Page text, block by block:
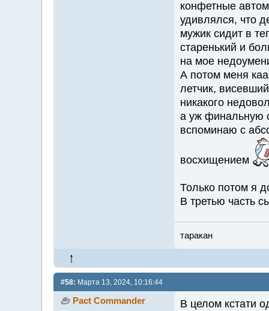
конфетные
удивлялся, что
мужик сидит в
старенький и
на мое
А потом меня
летчик,
никакого
а уж финальную
вспоминаю с
восхищением
Только потом я
В третью часть
таракан
#58: Марта 13, 2024, 10:16:44
Pact Commander
В целом кстати